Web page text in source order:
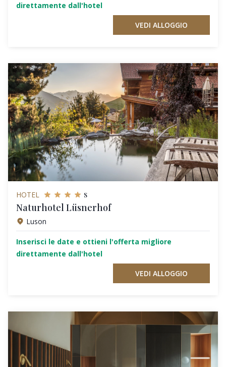
direttamente dall'hotel
VEDI ALLOGGIO
HOTEL s
Naturhotel Lüsnerhof
Luson
Inserisci le date e ottieni l'offerta migliore
direttamente dall'hotel
VEDI ALLOGGIO